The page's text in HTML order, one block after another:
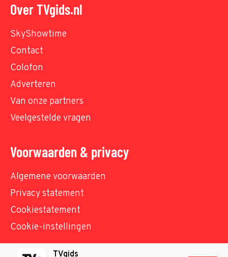
Over TVgids.nl
SkyShowtime
Contact
Colofon
Adverteren
Van onze partners
Veelgestelde vragen
Voorwaarden & privacy
Algemene voorwaarden
Privacy statement
Cookiestatement
Cookie-instellingen
TVgids